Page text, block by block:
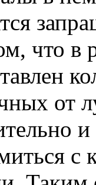
что в
от